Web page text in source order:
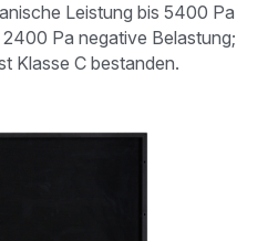
Leistung bis 5400 Pa
Pa negative Belastung;
Klasse C bestanden.